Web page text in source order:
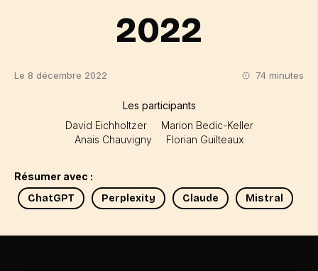
2022
Le 8 décembre 2022 74 minutes
Les participants
David Eichholtzer
Marion Bedic-Keller
Anais Chauvigny
Florian Guilteaux
Résumer avec :
ChatGPT
Perplexity Claude Mistral